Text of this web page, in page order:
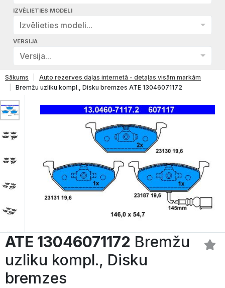
IZVĒLIETIES MODELI
Izvēlieties modeli...
VERSIJA
Versija...
Sākums
Auto rezerves daļas internetā - detaļas visām markām
Bremžu uzliku kompl., Disku bremzes ATE 13046071172
ATE 13046071172 Bremžu
uzliku kompl., Disku
bremzes